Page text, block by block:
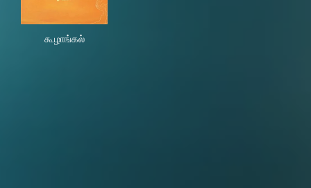
கூழாங்கல்